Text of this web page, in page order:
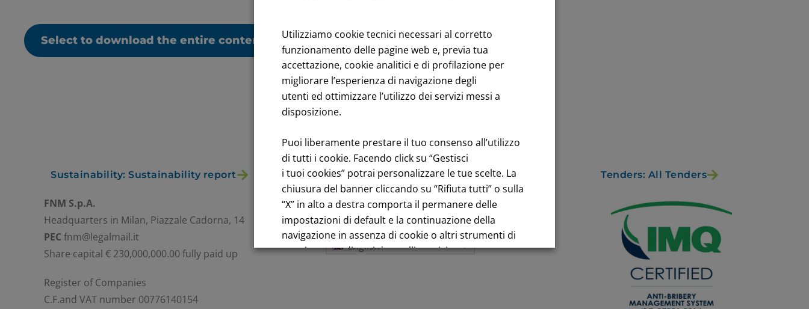
Select to download the entire content
Sustainability: Sustainability report Title performance: On the stock Exchange Tenders: All Tenders
FNM S.p.A.
Headquarters in Milan, Piazzale Cadorna, 14
PECfnm@legalmail.it
Share capital € 230,000,000.00 fully paid up
Register of Companies
C.F.and VAT number 00776140154
English
Utilizziamo cookie tecnici necessari al corretto
funzionamento delle pagine web e, previa tua
accettazione, cookie analitici e di profilazione per
migliorare l’esperienza di navigazione degli
utenti ed ottimizzare l’utilizzo dei servizi messi a
disposizione.
Puoi liberamente prestare il tuo consenso all’utilizzo
di tutti i cookie. Facendo click su “Gestisci
i tuoi cookies” potrai personalizzare le tue scelte. La
chiusura del banner cliccando su “Rifiuta tutti” o sulla
“X” in alto a destra comporta il permanere delle
impostazioni di default e la continuazione della
navigazione in assenza di cookie o altri strumenti di
tracciamento diversi da quelli tecnici.